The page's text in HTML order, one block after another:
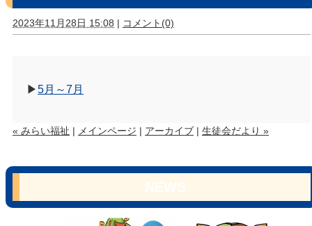
2023年11月28日 15:08 | コメント(0)
▶5月～7月
« みらい福祉 | メインページ | アーカイブ | 生徒会だより »